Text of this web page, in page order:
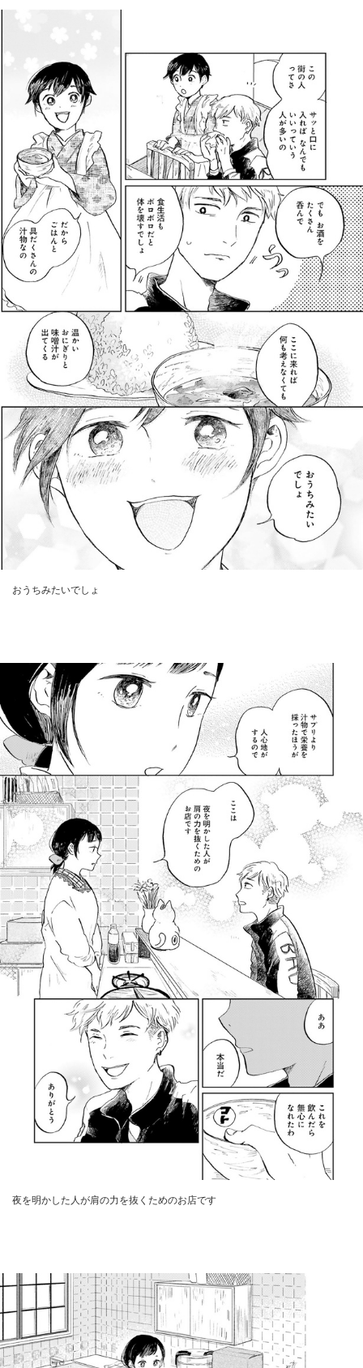
おうちみたいでしょ
夜を明かした人が肩の力を抜くためのお店です